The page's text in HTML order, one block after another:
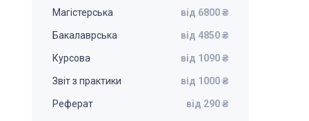
Магістерська від 6800 ₴
Бакалаврська від 4850 ₴
Курсова від 1090 ₴
Звіт з практики від 1000 ₴
Реферат від 290 ₴